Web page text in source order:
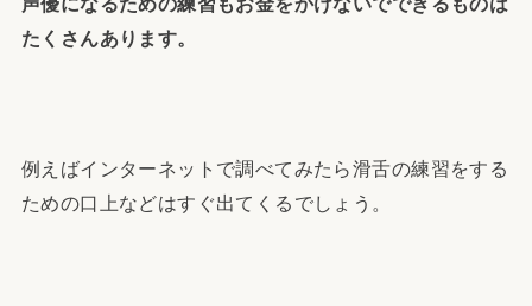
たくさんあります。
例えばインターネットで調べてみたら滑舌の練習をする
ための口上などはすぐ出てくるでしょう。